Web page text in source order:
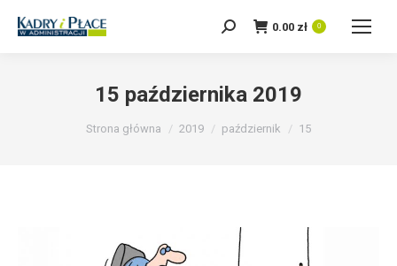
Szukaj: 0.00 zł 0
15 października 2019
Jesteś tutaj:
Strona główna 2019 październik 15